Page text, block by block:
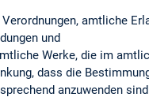
Verordnungen, amtliche
und
Werke, die im
dass die
anzuwenden